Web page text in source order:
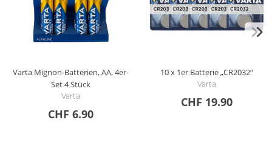
Varta Mignon-Batterien, AA, 4er-
Set4 Stück
Varta
CHF 6.90
10 x 1er Batterie „CR2032“
Varta
CHF 19.90